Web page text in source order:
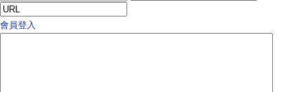
會員登入